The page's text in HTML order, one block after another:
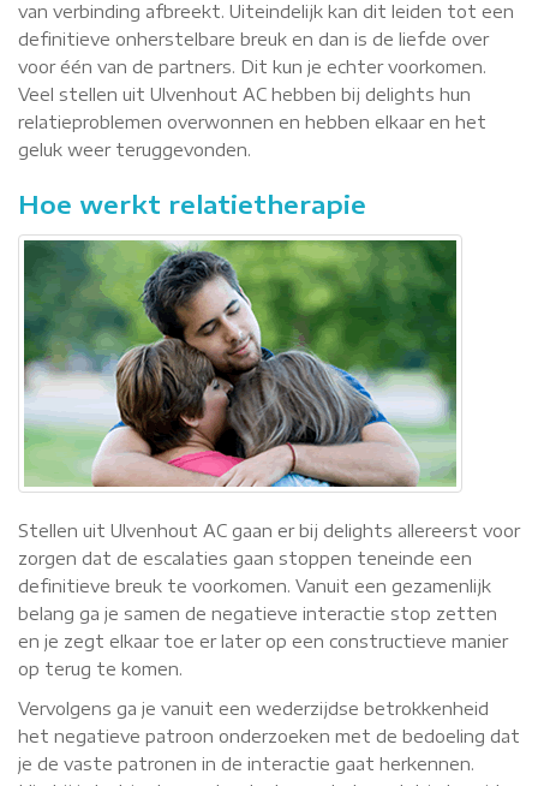
van verbinding afbreekt. Uiteindelijk kan dit leiden tot een
definitieve onherstelbare breuk en dan is de liefde over
voor één van de partners. Dit kun je echter voorkomen.
Veel stellen uit Ulvenhout AC hebben bij delights hun
relatieproblemen overwonnen en hebben elkaar en het
geluk weer teruggevonden.
Hoe werkt relatietherapie
Stellen uit Ulvenhout AC gaan er bij delights allereerst voor
zorgen dat de escalaties gaan stoppen teneinde een
definitieve breuk te voorkomen. Vanuit een gezamenlijk
belang ga je samen de negatieve interactie stop zetten
en je zegt elkaar toe er later op een constructieve manier
op terug te komen.
Vervolgens ga je vanuit een wederzijdse betrokkenheid
het negatieve patroon onderzoeken met de bedoeling dat
je de vaste patronen in de interactie gaat herkennen.